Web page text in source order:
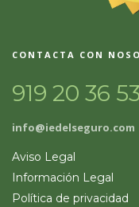
CONTACTA CON
919 20 36 53
info@iedelseguro.com
Aviso Legal
Información Legal
Política de privacidad